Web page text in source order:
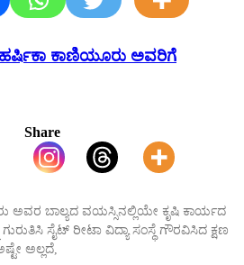
ಕಾಣಿಯೂರು ಅವರಿಗೆ
Share
ಬಾಲ್ಯದ ವಯಸ್ಸಿನಲ್ಲಿಯೇ ಕೃಷಿ ಕಾರ್ಯದ
ಸೈಟ್ ರೀಟಾ ವಿದ್ಯಾ ಸಂಸ್ಥೆ ಗೌರವಿಸಿದ ಕ್ಷಣ
ಅಲ್ಲದೆ,